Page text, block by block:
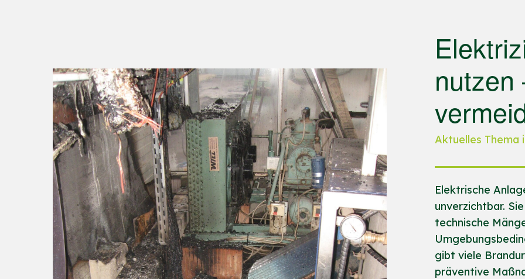
nutzen
Aktuelles Thema
Elektrische
unverzichtbar.
technische
gibt viele
präventive